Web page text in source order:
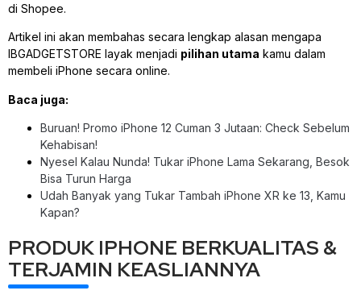
di Shopee.
Artikel ini akan membahas secara lengkap alasan mengapa
IBGADGETSTORE layak menjadi pilihan utama kamu dalam
membeli iPhone secara online.
Baca juga:
Buruan! Promo iPhone 12 Cuman 3 Jutaan: Check Sebelum
Kehabisan!
Nyesel Kalau Nunda! Tukar iPhone Lama Sekarang, Besok
Bisa Turun Harga
Udah Banyak yang Tukar Tambah iPhone XR ke 13, Kamu
Kapan?
PRODUK IPHONE BERKUALITAS &
TERJAMIN KEASLIANNYA